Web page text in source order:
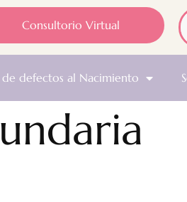
Consultorio Virtual
defectos al Nacimiento